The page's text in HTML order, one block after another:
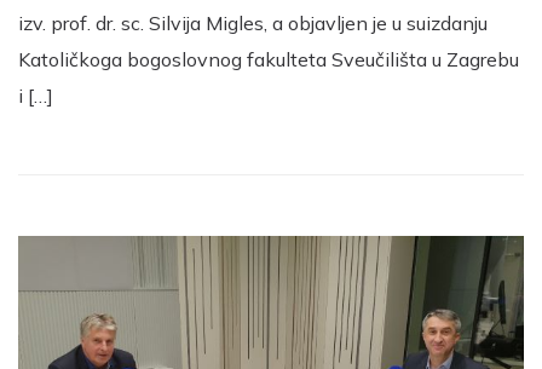
izv. prof. dr. sc. Silvija Migles, a objavljen je u suizdanju
Katoličkoga bogoslovnog fakulteta Sveučilišta u Zagrebu
i […]